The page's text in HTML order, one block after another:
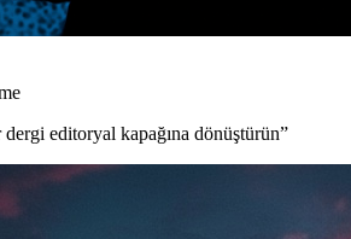
editoryal kapağına dönüştürün”